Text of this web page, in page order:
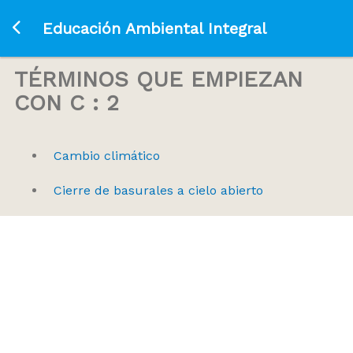
Ir a la página principal
Educación Ambiental Integral
TÉRMINOS QUE EMPIEZAN
CON C : 2
Cambio climático
Cierre de basurales a cielo abierto